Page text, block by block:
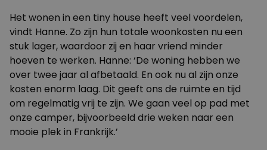
Het wonen in een tiny house heeft veel voordelen,
vindt Hanne. Zo zijn hun totale woonkosten nu een
stuk lager, waardoor zij en haar vriend minder
hoeven te werken. Hanne: ‘De woning hebben we
over twee jaar al afbetaald. En ook nu al zijn onze
kosten enorm laag. Dit geeft ons de ruimte en tijd
om regelmatig vrij te zijn. We gaan veel op pad met
onze camper, bijvoorbeeld drie weken naar een
mooie plek in Frankrijk.’